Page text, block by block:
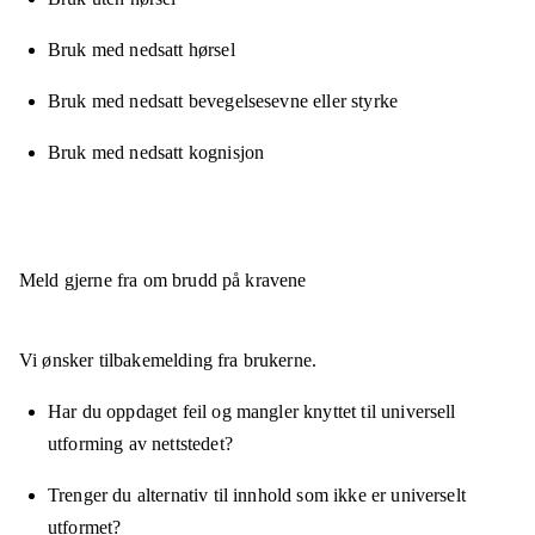
Bruk med nedsatt hørsel
Bruk med nedsatt bevegelsesevne eller styrke
Bruk med nedsatt kognisjon
Meld gjerne fra om brudd på kravene
Vi ønsker tilbakemelding fra brukerne.
Har du oppdaget feil og mangler knyttet til universell
utforming av nettstedet?
Trenger du alternativ til innhold som ikke er universelt
utformet?